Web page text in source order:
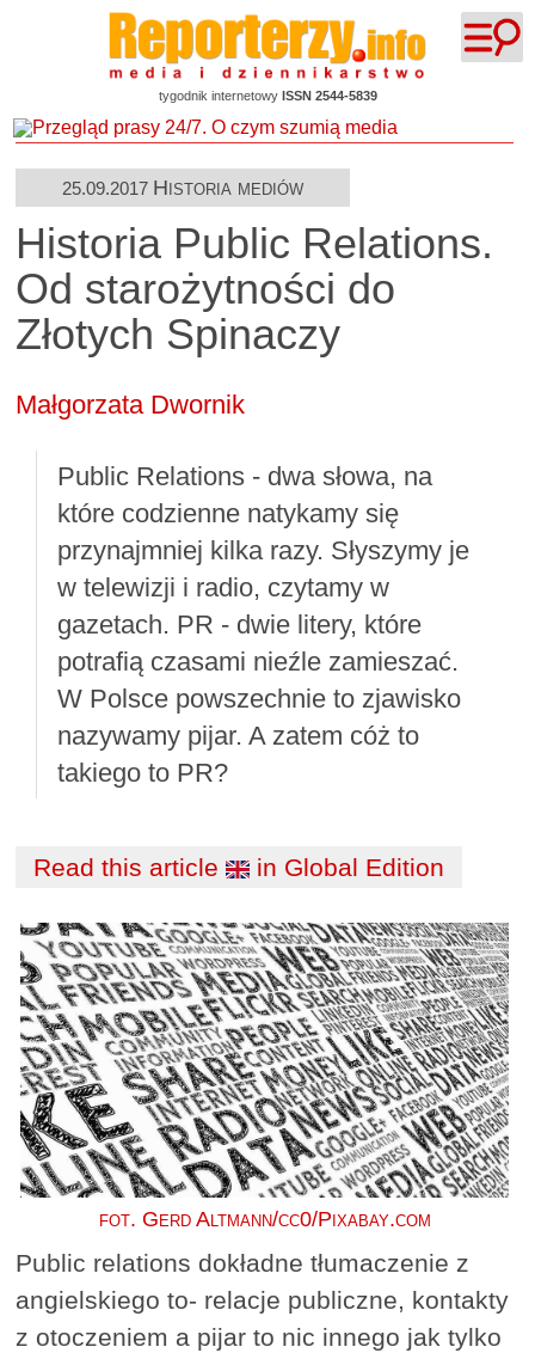
tygodnik internetowy ISSN 2544-5839
25.09.2017 Historia mediów
Historia Public Relations.
Od starożytności do
Złotych Spinaczy
Małgorzata Dwornik
Public Relations - dwa słowa, na
które codzienne natykamy się
przynajmniej kilka razy. Słyszymy je
w telewizji i radio, czytamy w
gazetach. PR - dwie litery, które
potrafią czasami nieźle zamieszać.
W Polsce powszechnie to zjawisko
nazywamy pijar. A zatem cóż to
takiego to PR?
Read this article in Global Edition
fot. Gerd Altmann/cc0/Pixabay.com
Public relations dokładne tłumaczenie z
angielskiego to- relacje publiczne, kontakty
z otoczeniem a pijar to nic innego jak tylko